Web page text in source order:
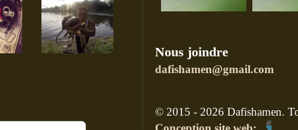
Nous joindre
dafishamen@gmail.com
© 2015 - 2026 Dafishamen.